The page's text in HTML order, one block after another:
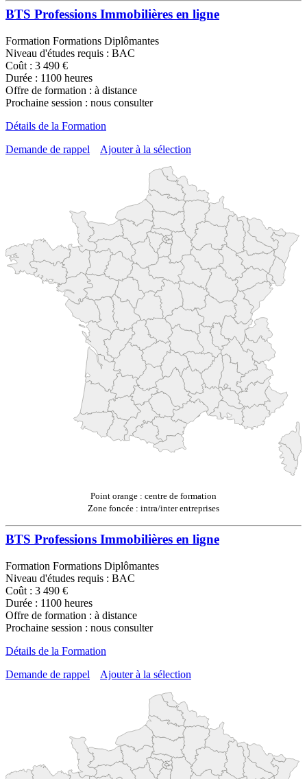
BTS Professions Immobilières en ligne
Formation Formations Diplômantes
Niveau d'études requis : BAC
Coût : 3 490 €
Durée : 1100 heures
Offre de formation : à distance
Prochaine session : nous consulter
Détails de la Formation
Demande de rappel
Ajouter à la sélection
Point orange : centre de formation
Zone foncée : intra/inter entreprises
BTS Professions Immobilières en ligne
Formation Formations Diplômantes
Niveau d'études requis : BAC
Coût : 3 490 €
Durée : 1100 heures
Offre de formation : à distance
Prochaine session : nous consulter
Détails de la Formation
Demande de rappel
Ajouter à la sélection